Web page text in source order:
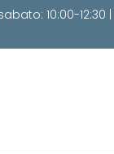
10:00-12:30 |